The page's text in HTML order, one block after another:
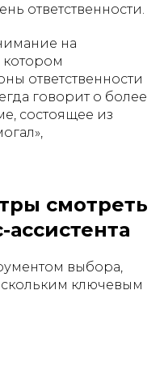
ответственности.
на
ответственности
говорит о более
состоящее из
смотреть
выбора,
ключевым